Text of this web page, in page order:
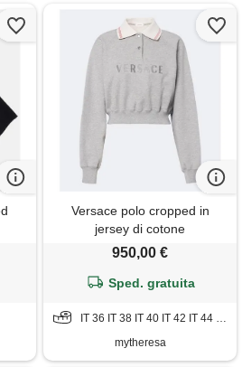
Versace polo cropped in
jersey di cotone
950,00 €
Sped. gratuita
IT 36 IT 38 IT 40 IT 42 IT 44 IT 46 IT 48 IT 50 IT 52
mytheresa